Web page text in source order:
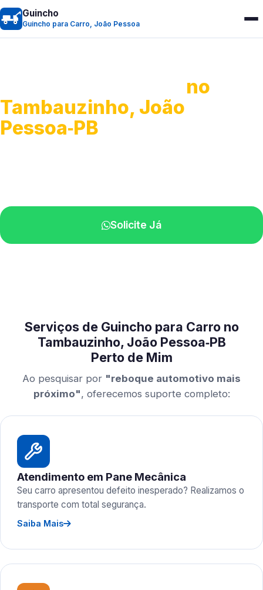
Guincho
Guincho para Carro, João Pessoa
no
Tambauzinho, João
Pessoa‑PB
Solicite Já
Serviços de Guincho para Carro no
Tambauzinho, João Pessoa‑PB
Perto de Mim
Ao pesquisar por "reboque automotivo mais
próximo", oferecemos suporte completo:
Atendimento em Pane Mecânica
Seu carro apresentou defeito inesperado? Realizamos o
transporte com total segurança.
Saiba Mais